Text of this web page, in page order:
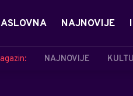
NAJNOVIJE
NAJNOVIJE